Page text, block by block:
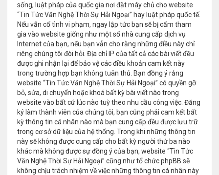
sống, luật pháp của quốc gia nơi đặt máy chủ cho website
“Tin Tức Văn Nghệ Thời Sự Hải Ngoại” hay luật pháp quốc tế.
Nếu vẫn cố tình vi phạm, ngay lập tức bạn sẽ bị cấm tham
gia vào website giống như một số nhà cung cấp dịch vụ
Internet của bạn, nếu bạn vẫn cho rằng những điều này chỉ
riêng chúng tôi đòi hỏi. Địa chỉ IP của tất cả các bài viết đều
được ghi nhận lại để bảo vệ các điều khoản cam kết này
trong trường hợp bạn không tuân thủ. Bạn đồng ý rằng
website “Tin Tức Văn Nghệ Thời Sự Hải Ngoại” có quyền gỡ
bỏ, sửa, di chuyển hoặc khoá bất kỳ bài viết nào trong
website vào bất cứ lúc nào tuỳ theo nhu cầu công việc. Đăng
ký làm thành viên của chúng tôi, bạn cũng phải cam kết bất
kỳ thông tin cá nhân nào mà bạn cung cấp đều được lưu trữ
trong cơ sở dữ liệu của hệ thống. Trong khi những thông tin
này sẽ không được cung cấp cho bất kỳ người thứ ba nào
khác mà không được sự đồng ý của bạn, website “Tin Tức
Văn Nghệ Thời Sự Hải Ngoại” cũng như tổ chức phpBB sẽ
không chịu trách nhiệm về việc những thông tin cá nhân này